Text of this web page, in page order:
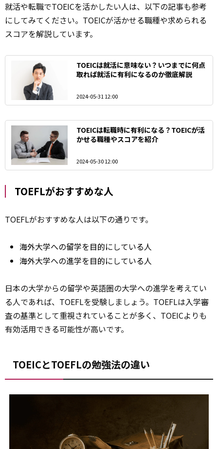
就活や転職でTOEICを活かしたい人は、以下の記事も参考
にしてみてください。TOEICが活かせる職種や求められる
スコアを解説しています。
TOEICは就活に意味ない？いつまでに何点
取れば就活に有利になるのか徹底解説
2024-05-31 12:00
TOEICは転職時に有利になる？TOEICが活
かせる職種やスコアを紹介
2024-05-30 12:00
TOEFLがおすすめな人
TOEFLがおすすめな人は以下の通りです。
海外大学への留学を目的にしている人
海外大学への進学を目的にしている人
日本の大学からの留学や英語圏の大学への進学を考えてい
る人であれば、TOEFLを受験しましょう。TOEFLは入学審
査の基準として重視されていることが多く、TOEICよりも
有効活用できる可能性が高いです。
TOEICとTOEFLの勉強法の違い